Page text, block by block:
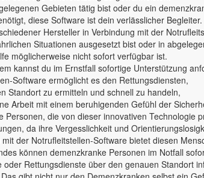
Gebieten tätig bist oder du ein
diese Software ist dein verlässlicher Begleiter.
Hersteller in Verbindung mit der
Situationen ausgesetzt bist oder in
möglicherweise nicht sofort verfügbar ist.
kannst du im Ernstfall sofortige Unterstützung
Software ermöglicht es den Rettungsdiensten,
Standort zu ermitteln und schnell zu handeln,
Arbeit mit einem beruhigenden Gefühl der
Personen, die von dieser innovativen Technologie
da ihre Vergesslichkeit und
der Notrufleitstellen-Software bietet diesen
können demenzkranke Personen im Notfall
Rettungsdienste über den genauen Standort